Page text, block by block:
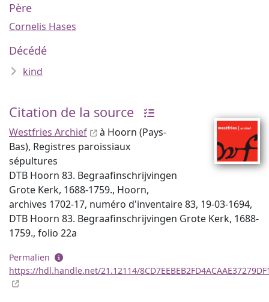
Père
Cornelis Hases
Décédé
kind
Citation de la source
Westfries Archief
à Hoorn (Pays-
Bas), Registres paroissiaux
sépultures
DTB Hoorn 83. Begraafinschrijvingen
Grote Kerk, 1688-1759., Hoorn,
archives 1702-17, numéro d'inventaire 83, 19-03-1694,
DTB Hoorn 83. Begraafinschrijvingen Grote Kerk, 1688-
1759., folio 22a
Permalien
https://hdl.handle.net/21.12114/